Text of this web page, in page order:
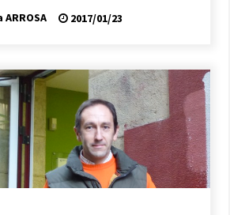
Segura irratian Arrosaren 20 urteez
Arrosari buruzko erreportaia
2021/07/16
2017/01/23